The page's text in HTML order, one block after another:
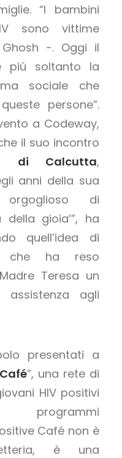
“I bambini
sono vittime
-. Oggi il
più soltanto la
sociale che
persone”.
a Codeway,
il suo incontro
di Calcutta,
anni della sua
orgoglioso di
gioia’”, ha
quell’idea di
che ha reso
Teresa un
assistenza agli
presentati a
”, una rete di
HIV positivi
Café non è
è una